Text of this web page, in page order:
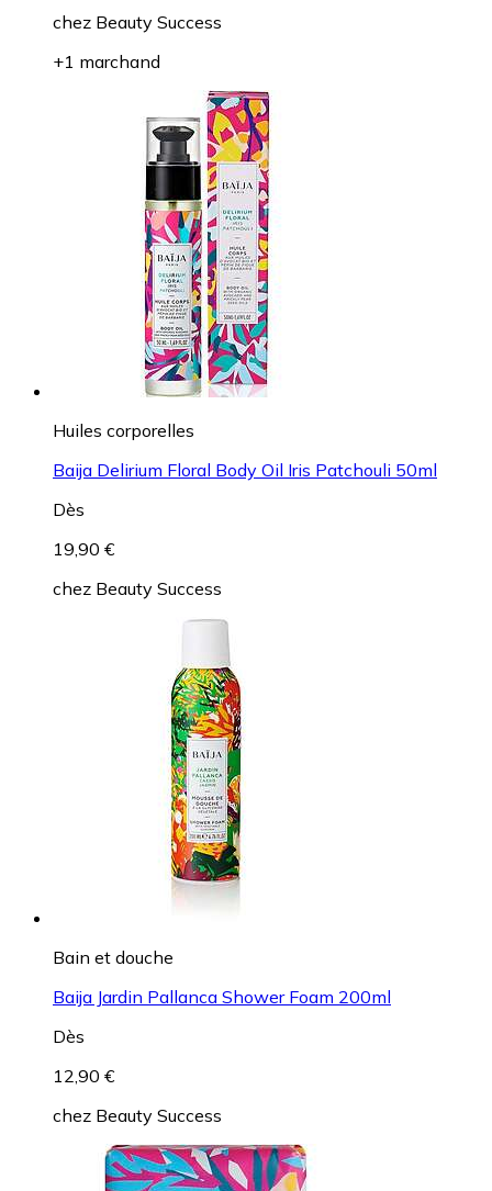
chez Beauty Success
+1 marchand
Huiles corporelles
Baija Delirium Floral Body Oil Iris Patchouli 50ml
Dès
19,90 €
chez Beauty Success
Bain et douche
Baija Jardin Pallanca Shower Foam 200ml
Dès
12,90 €
chez Beauty Success